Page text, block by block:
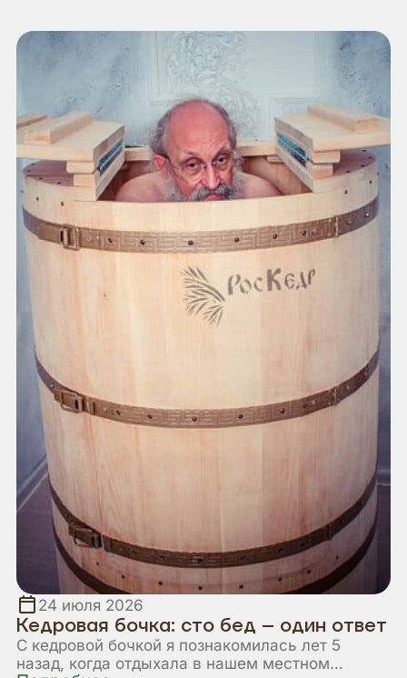
провести выходной день, ведь здесь можно
уединиться и расслабиться, как нигде больше.
24 июля 2026
Кедровая бочка: сто бед – один ответ
С кедровой бочкой я познакомилась лет 5
назад, когда отдыхала в нашем местном